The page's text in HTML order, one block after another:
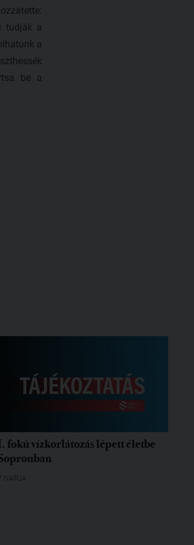
tudják a
a
be a
fokú vízkorlátozás lépett életbe
NAPJA